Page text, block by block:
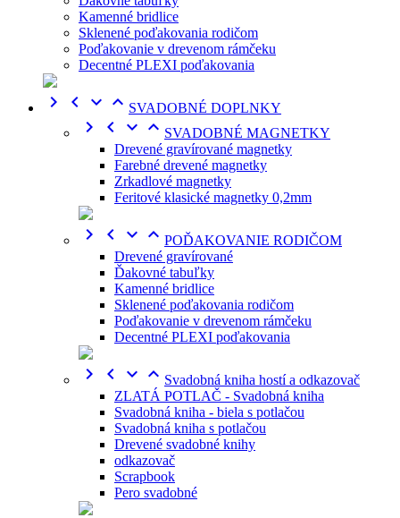
Kamenné bridlice
Sklenené poďakovania rodičom
Poďakovanie v drevenom rámčeku
Decentné PLEXI poďakovania
    SVADOBNÉ DOPLNKY
    SVADOBNÉ MAGNETKY
Drevené gravírované magnetky
Farebné drevené magnetky
Zrkadlové magnetky
Feritové klasické magnetky 0,2mm
    POĎAKOVANIE RODIČOM
Drevené gravírované
Ďakovné tabuľky
Kamenné bridlice
Sklenené poďakovania rodičom
Poďakovanie v drevenom rámčeku
Decentné PLEXI poďakovania
    Svadobná kniha hostí a odkazovač
ZLATÁ POTLAČ - Svadobná kniha
Svadobná kniha - biela s potlačou
Svadobná kniha s potlačou
Drevené svadobné knihy
odkazovač
Scrapbook
Pero svadobné